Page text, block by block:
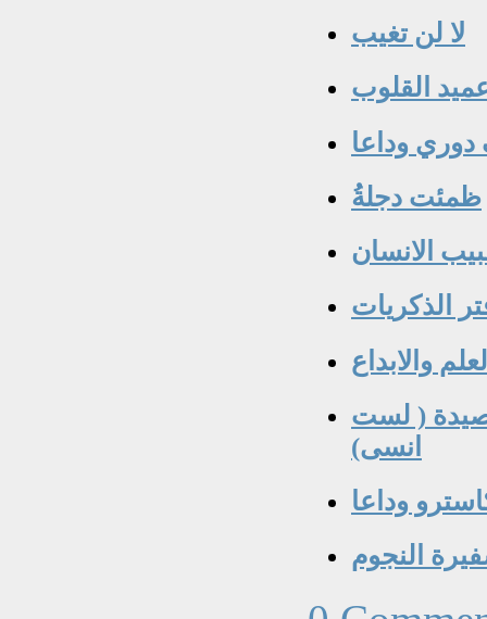
لا لن تغيب
القلوب
وداعا
ظمئت دجلةُ
الانسان
والابداع
( لست
انسى)
وداعا
النجوم